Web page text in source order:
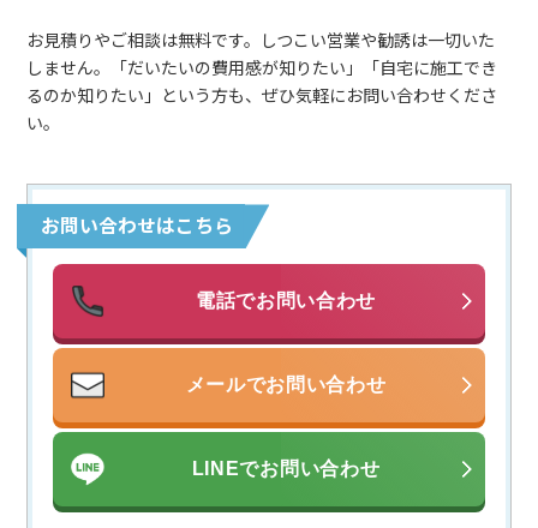
お見積りやご相談は無料です。しつこい営業や勧誘は一切いた
しません。「だいたいの費用感が知りたい」「自宅に施工でき
るのか知りたい」という方も、ぜひ気軽にお問い合わせくださ
い。
お問い合わせはこちら
電話でお問い合わせ
メールでお問い合わせ
LINEでお問い合わせ